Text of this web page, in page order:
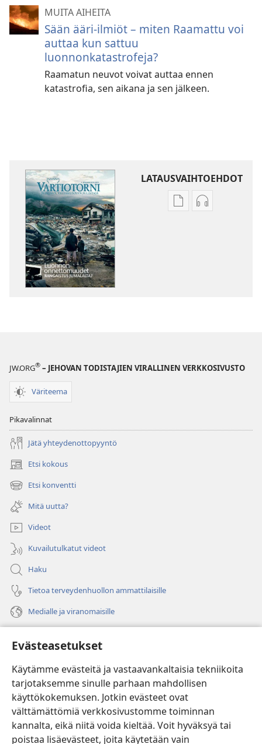
Evästeasetukset
Käytämme evästeitä ja vastaavankaltaisia tekniikoita
tarjotaksemme sinulle parhaan mahdollisen
käyttökokemuksen. Jotkin evästeet ovat
välttämättömiä verkkosivustomme toiminnan
kannalta, eikä niitä voida kieltää. Voit hyväksyä tai
poistaa lisäevästeet, joita käytetään vain
MUITA AIHEITA
Sään ääri-ilmiöt – miten Raamattu voi
auttaa kun sattuu
luonnonkatastrofeja?
Raamatun neuvot voivat auttaa ennen
katastrofia, sen aikana ja sen jälkeen.
LATAUSVAIHTOEHDOT
JulkaisujenÄänitteiden
JW.ORG® – JEHOVAN TODISTAJIEN VIRALLINEN VERKKOSIVUSTO
Väriteema
Pikavalinnat
Jätä yhteydenottopyyntö
Etsi kokous
(avaa
uuden
ikkunan)
Etsi konventti
(avaa
uuden
ikkunan)
Mitä uutta?
Videot
Kuvailutulkatut videot
Haku
Tietoa terveydenhuollon ammattilaisille
Medialle ja viranomaisille
(avaa
uuden
ikkunan)Vartiotornin VERKKOKIRJASTO
(avaa
uuden
ikkunan)JW Hub
(avaa
uuden